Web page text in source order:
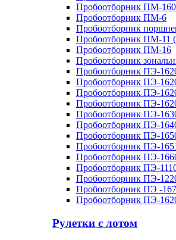
Пробоотборник ПМ-
Пробоотборник ПМ-6
Пробоотборник
Пробоотборник ПМ-11
Пробоотборник ПМ-16
Пробоотборник
Пробоотборник ПЭ-
Пробоотборник ПЭ-
Пробоотборник ПЭ-
Пробоотборник ПЭ-
Пробоотборник ПЭ-
Пробоотборник ПЭ-
Пробоотборник ПЭ-
Пробоотборник ПЭ-
Пробоотборник ПЭ-
Пробоотборник ПЭ-
Пробоотборник ПЭ-
Пробоотборник ПЭ -
Пробоотборник ПЭ-
Рулетки с лотом